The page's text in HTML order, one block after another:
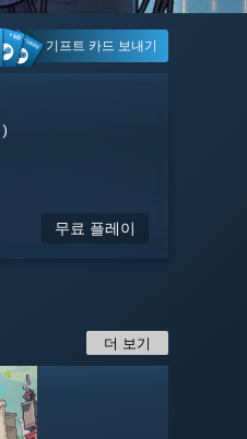
기프트 카드 보내기
$19.99 $14.99
Simulator
$19.99 $14.99
무료 플레이
개)
$59.99
무료 플레이
$69.99
무료
$24.99 $22.49
$59.99 $17.99
$19.99
시즈
무료
무료
더 보기